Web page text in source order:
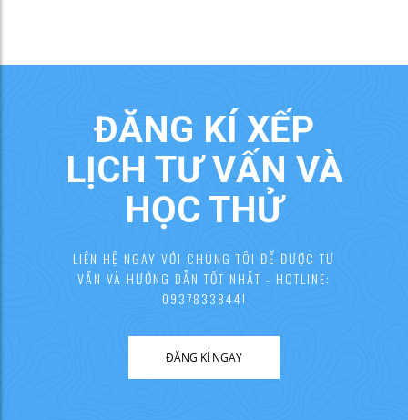
ĐĂNG KÍ XẾP
LỊCH TƯ VẤN VÀ
HỌC THỬ
LIÊN HỆ NGAY VỚI CHÚNG TÔI ĐỂ ĐƯỢC TƯ
VẤN VÀ HƯỚNG DẪN TỐT NHẤT - HOTLINE:
0937833844!
ĐĂNG KÍ NGAY